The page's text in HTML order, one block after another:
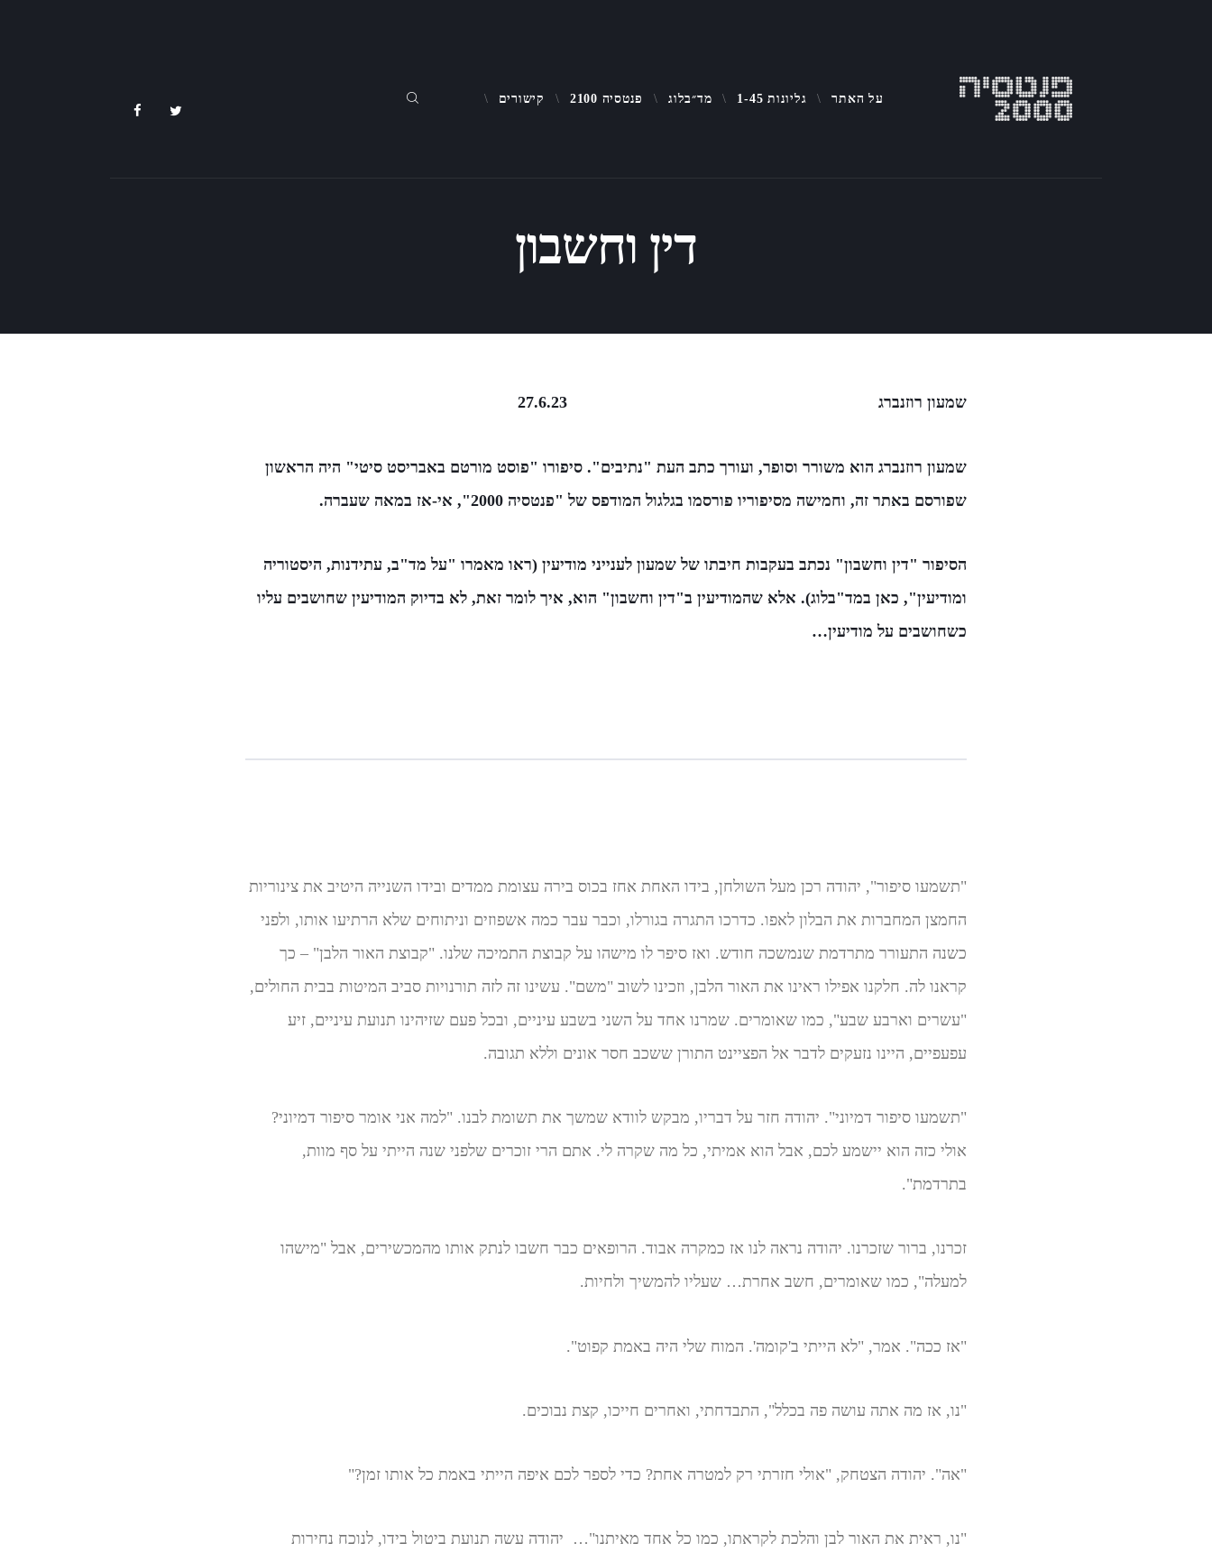
על האתר גליונות 1-45 מד״בלוג פנטסיה 2100 קישורים
דין וחשבון
גליונות 1-45
פנטסיה 2100
קישורים
שמעון רוזנברג 27.6.23
שמעון רוזנברג הוא משורר וסופר, ועורך כתב העת "נתיבים". סיפורו "פוסט מורטם באבריסט סיטי" היה הראשון
שפורסם באתר זה, וחמישה מסיפוריו פורסמו בגלגול המודפס של "פנטסיה 2000", אי-אז במאה שעברה.
הסיפור "דין וחשבון" נכתב בעקבות חיבתו של שמעון לענייני מודיעין (ראו מאמרו "על מד"ב, עתידנות, היסטוריה
ומודיעין", כאן במד"בלוג). אלא שהמודיעין ב"דין וחשבון" הוא, איך לומר זאת, לא בדיוק המודיעין שחושבים עליו
כשחושבים על מודיעין…
"תשמעו סיפור", יהודה רכן מעל השולחן, בידו האחת אחז בכוס בירה עצומת ממדים ובידו השנייה היטיב את צינוריות
החמצן המחברות את הבלון לאפו. כדרכו התגרה בגורלו, וכבר עבר כמה אשפוזים וניתוחים שלא הרתיעו אותו, ולפני
כשנה התעורר מתרדמת שנמשכה חודש. ואז סיפר לו מישהו על קבוצת התמיכה שלנו. "קבוצת האור הלבן" – כך
קראנו לה. חלקנו אפילו ראינו את האור הלבן, וזכינו לשוב "משם". עשינו זה לזה תורנויות סביב המיטות בבית החולים,
"עשרים וארבע שבע", כמו שאומרים. שמרנו אחד על השני בשבע עיניים, ובכל פעם שזיהינו תנועת עיניים, זיע
עפעפיים, היינו נזעקים לדבר אל הפציינט התורן ששכב חסר אונים וללא תגובה.
"תשמעו סיפור דמיוני". יהודה חזר על דבריו, מבקש לוודא שמשך את תשומת לבנו. "למה אני אומר סיפור דמיוני?
אולי כזה הוא יישמע לכם, אבל הוא אמיתי, כל מה שקרה לי. אתם הרי זוכרים שלפני שנה הייתי על סף מוות,
בתרדמת".
זכרנו, ברור שזכרנו. יהודה נראה לנו אז כמקרה אבוד. הרופאים כבר חשבו לנתק אותו מהמכשירים, אבל "מישהו
למעלה", כמו שאומרים, חשב אחרת… שעליו להמשיך ולחיות.
"אז ככה". אמר, "לא הייתי ב'קומה'. המוח שלי היה באמת קפוט".
"נו, אז מה אתה עושה פה בכלל", התבדחתי, ואחרים חייכו, קצת נבוכים.
"אה". יהודה הצטחק, "אולי חזרתי רק למטרה אחת? כדי לספר לכם איפה הייתי באמת כל אותו זמן?"
"נו, ראית את האור לבן והלכת לקראתו, כמו כל אחד מאיתנו"… יהודה עשה תנועת ביטול בידו, לנוכח נחירות